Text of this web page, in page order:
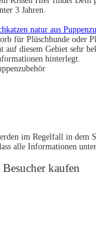
3 Jahren.
für Plüschhunde oder
auf diesem Gebiet sehr
hinterlegt.
im Regelfall in
alle Informationen
kaufen